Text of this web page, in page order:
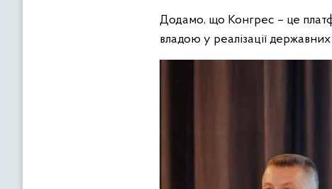
Додамо, що Конгрес – це
владою у реалізації